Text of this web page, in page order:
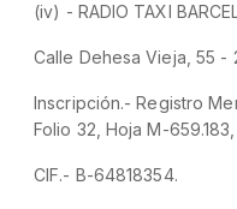
(iv) - RADIO TAXI
Calle Dehesa Vieja, 55 -
Inscripción.- Registro
Folio 32, Hoja M-
CIF.- B-64818354.